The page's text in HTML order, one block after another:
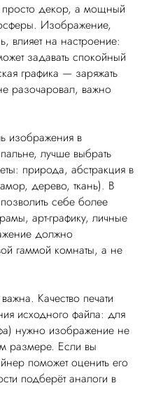
декор, а мощный
Изображение,
влияет на настроение:
задавать спокойный
графика — заряжать
разочаровал, важно
изображения в
лучше выбрать
природа, абстракция в
дерево, ткань). В
себе более
арт-графику, личные
должно
гаммой комнаты, а не
Качество печати
исходного файла: для
нужно изображение не
размере. Если вы
поможет оценить его
подберёт аналоги в